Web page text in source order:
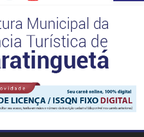
mais perto do que você
novo cronograma dos
vacinação contra a Febre